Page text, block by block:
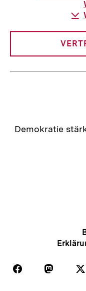
Zur
Demokratie
Folgen
Auf
Folgen